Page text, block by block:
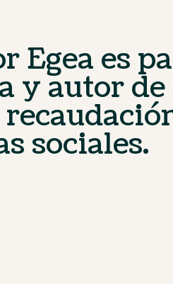
Egea es
y autor
sociales.